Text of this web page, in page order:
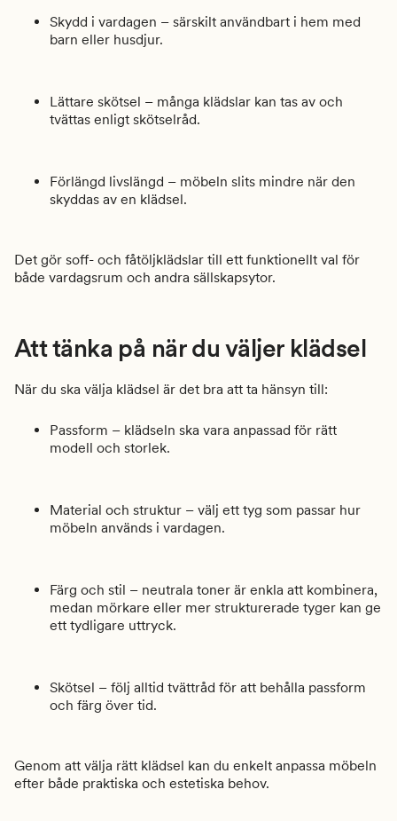
Skydd i vardagen – särskilt användbart i hem med
barn eller husdjur.
Lättare skötsel – många klädslar kan tas av och
tvättas enligt skötselråd.
Förlängd livslängd – möbeln slits mindre när den
skyddas av en klädsel.
Det gör soff- och fåtöljklädslar till ett funktionellt val för
både vardagsrum och andra sällskapsytor.
Att tänka på när du väljer klädsel
När du ska välja klädsel är det bra att ta hänsyn till:
Passform – klädseln ska vara anpassad för rätt
modell och storlek.
Material och struktur – välj ett tyg som passar hur
möbeln används i vardagen.
Färg och stil – neutrala toner är enkla att kombinera,
medan mörkare eller mer strukturerade tyger kan ge
ett tydligare uttryck.
Skötsel – följ alltid tvättråd för att behålla passform
och färg över tid.
Genom att välja rätt klädsel kan du enkelt anpassa möbeln
efter både praktiska och estetiska behov.